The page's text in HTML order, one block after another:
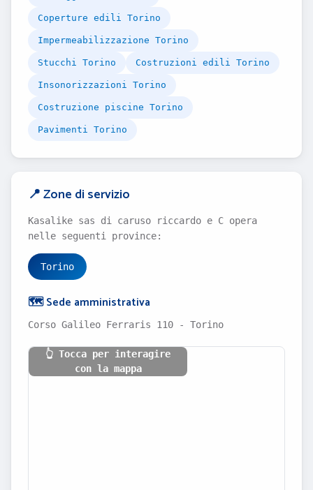
Coperture edili Torino
Impermeabilizzazione Torino
Stucchi Torino Costruzioni edili Torino
Insonorizzazioni Torino
Costruzione piscine Torino
Pavimenti Torino
📍 Zone di servizio
Kasalike sas di caruso riccardo e C opera
nelle seguenti province:
Torino
🗺️ Sede amministrativa
Corso Galileo Ferraris 110 - Torino
👆 Tocca per interagire
con la mappa